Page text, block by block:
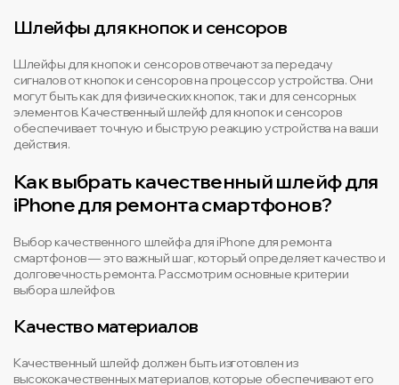
Шлейфы для кнопок и сенсоров
Шлейфы для кнопок и сенсоров отвечают за передачу
сигналов от кнопок и сенсоров на процессор устройства. Они
могут быть как для физических кнопок, так и для сенсорных
элементов. Качественный шлейф для кнопок и сенсоров
обеспечивает точную и быструю реакцию устройства на ваши
действия.
Как выбрать качественный шлейф для
iPhone для ремонта смартфонов?
Выбор качественного шлейфа для iPhone для ремонта
смартфонов — это важный шаг, который определяет качество и
долговечность ремонта. Рассмотрим основные критерии
выбора шлейфов.
Качество материалов
Качественный шлейф должен быть изготовлен из
высококачественных материалов, которые обеспечивают его